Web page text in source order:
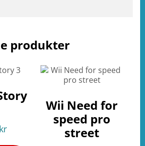
produkter
kr
Wii Need for
speed pro
street